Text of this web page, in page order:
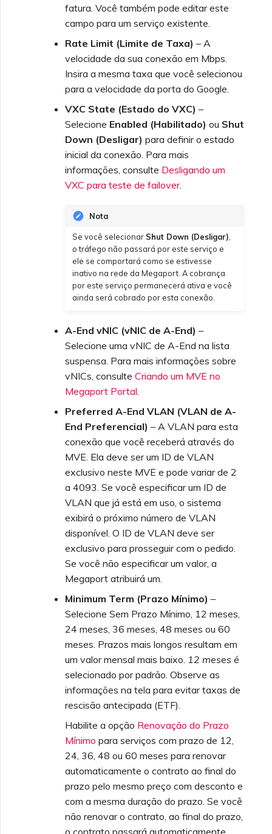
fatura. Você também pode editar este
campo para um serviço existente.
Rate Limit (Limite de Taxa) – A
velocidade da sua conexão em Mbps.
Insira a mesma taxa que você selecionou
para a velocidade da porta do Google.
VXC State (Estado do VXC) –
Selecione Enabled (Habilitado) ou Shut
Down (Desligar) para definir o estado
inicial da conexão. Para mais
informações, consulte Desligando um
VXC para teste de failover.
Nota
Se você selecionar Shut Down (Desligar)
o tráfego não passará por este serviço e
ele se comportará como se estivesse
inativo na rede da Megaport. A cobrança
por este serviço permanecerá ativa e você
ainda será cobrado por esta conexão.
A-End vNIC (vNIC de A-End) –
Selecione uma vNIC de A-End na lista
suspensa. Para mais informações sobre
vNICs, consulte Criando um MVE no
Megaport Portal.
Preferred A-End VLAN (VLAN de A-
End Preferencial) – A VLAN para esta
conexão que você receberá através do
MVE. Ela deve ser um ID de VLAN
exclusivo neste MVE e pode variar de 2
a 4093. Se você especificar um ID de
VLAN que já está em uso, o sistema
exibirá o próximo número de VLAN
disponível. O ID de VLAN deve ser
exclusivo para prosseguir com o pedido.
Se você não especificar um valor, a
Megaport atribuirá um.
Minimum Term (Prazo Mínimo) –
Selecione Sem Prazo Mínimo, 12 meses,
24 meses, 36 meses, 48 meses ou 60
meses. Prazos mais longos resultam em
um valor mensal mais baixo. 12 meses é
selecionado por padrão. Observe as
informações na tela para evitar taxas de
rescisão antecipada (ETF).
Habilite a opção Renovação do Prazo
Mínimo para serviços com prazo de 12,
24, 36, 48 ou 60 meses para renovar
automaticamente o contrato ao final do
prazo pelo mesmo preço com desconto e
com a mesma duração do prazo. Se você
não renovar o contrato, ao final do prazo,